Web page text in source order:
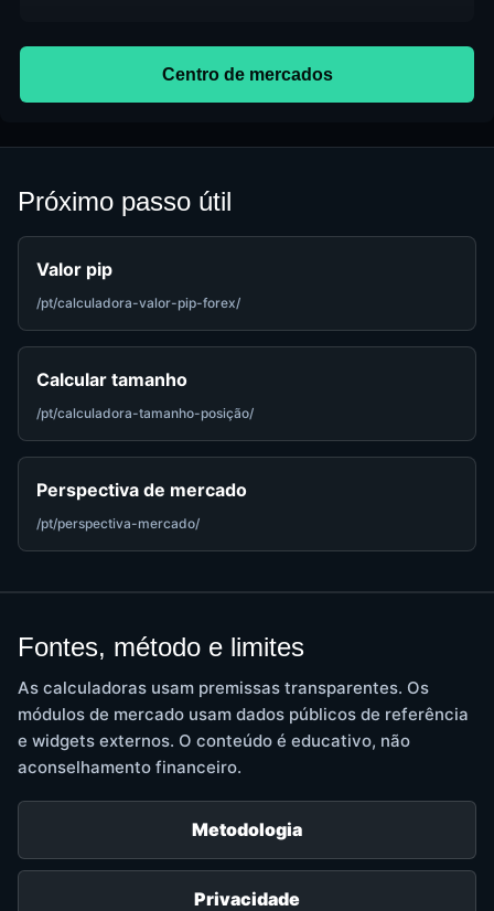
Centro de mercados
Próximo passo útil
Valor pip
/pt/calculadora-valor-pip-forex/
Calcular tamanho
/pt/calculadora-tamanho-posição/
Perspectiva de mercado
/pt/perspectiva-mercado/
Fontes, método e limites
As calculadoras usam premissas transparentes. Os
módulos de mercado usam dados públicos de referência
e widgets externos. O conteúdo é educativo, não
aconselhamento financeiro.
Metodologia
Privacidade